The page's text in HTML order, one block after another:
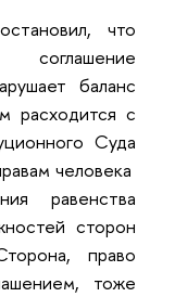
что
соглашение
баланс
расходится с
Суда
человека
равенства
сторон
право
тоже